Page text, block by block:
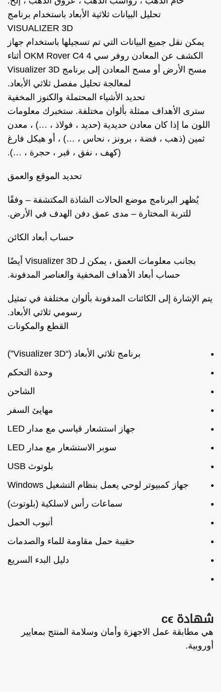
تحليل البيانات ثلاثية الأبعاد باستخدام برنامج
VISUALIZER 3D
يمكن نقل جميع البيانات التي تم تسجيلها باستخدام جهاز
الكشف عن المعادن روفر سي 4 OKM Rover C4 أثناء
مسح الأرض أو مسح المعادن إلى برنامج Visualizer 3D
لمعالجة تحليل مفصل ثلاثي الأبعاد.
تحديد الأشياء المحتملة والكنوز المخفية
سترى الأهداف ممثلة بألوان مختلفة. ستخبرك معلومات
اللون ما إذا كان معادن حديدية (حديد ، فولاذ ، …) ، معدن
ثمين (ذهب ، فضة ، برونز ، نحاس ، …) ، أو هيكل فارغ
(كهف ، نفق ، قبر ، حجرة ، …).
تحديد الموقع والعمق
يُظهر البرنامج موضع الحالات الشاذة المكتشفة – وفقًا
للتربة المختارة – مدى عمق دفن الهدف في الأرض.
حساب أبعاد الكائن
بجانب معلومات العمق ، يمكن لـ Visualizer 3D أيضًا
حساب أبعاد الأهداف المخفية والعناصر المدفونة.
يتم الإشارة إلى الكائنات المدفونة بألوان مختلفة في تمثيل
رسومي ثلاثي الأبعاد.
القطع والمكونات
برنامج ثلاثي الأبعاد (“Visualizer 3D”)
وحدة التحكم
الشاحن
مهايئ السفر
جهاز استشعار قياسي مع مدار LED
سوبر الاستشعار مع مدار LED
بلوتوث USB
جهاز كمبيوتر لوحي يعمل بنظام التشغيل Windows
سماعات رأس لاسلكية (بلوتوث)
أنبوب الحمل
حقيبة حمل مقاومة للماء والصدمات
دليل البدء السريع
شهادة cϵ
هي مطابقة عمل الاجهزة وأمان وسلامة المنتج بمعايير
أوروبية.